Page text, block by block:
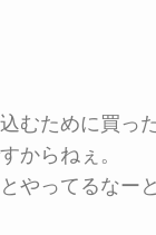
むために買っ
からねぇ。
やってるなー